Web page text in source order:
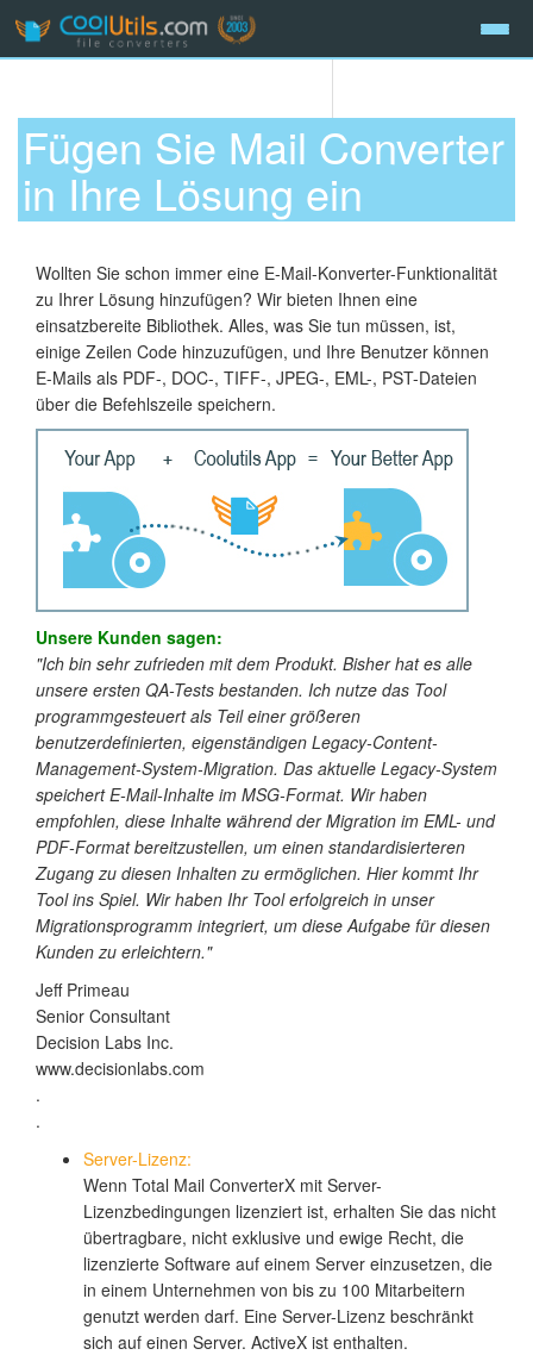
Fügen Sie Mail Converter
in Ihre Lösung ein
Wollten Sie schon immer eine E-Mail-Konverter-Funktionalität
zu Ihrer Lösung hinzufügen? Wir bieten Ihnen eine
einsatzbereite Bibliothek. Alles, was Sie tun müssen, ist,
einige Zeilen Code hinzuzufügen, und Ihre Benutzer können
E-Mails als PDF-, DOC-, TIFF-, JPEG-, EML-, PST-Dateien
über die Befehlszeile speichern.
Unsere Kunden sagen:
"Ich bin sehr zufrieden mit dem Produkt. Bisher hat es alle
unsere ersten QA-Tests bestanden. Ich nutze das Tool
programmgesteuert als Teil einer größeren
benutzerdefinierten, eigenständigen Legacy-Content-
Management-System-Migration. Das aktuelle Legacy-System
speichert E-Mail-Inhalte im MSG-Format. Wir haben
empfohlen, diese Inhalte während der Migration im EML- und
PDF-Format bereitzustellen, um einen standardisierteren
Zugang zu diesen Inhalten zu ermöglichen. Hier kommt Ihr
Tool ins Spiel. Wir haben Ihr Tool erfolgreich in unser
Migrationsprogramm integriert, um diese Aufgabe für diesen
Kunden zu erleichtern."
Jeff Primeau
Senior Consultant
Decision Labs Inc.
www.decisionlabs.com
.
.
Server-Lizenz:
Wenn Total Mail ConverterX mit Server-
Lizenzbedingungen lizenziert ist, erhalten Sie das nicht
übertragbare, nicht exklusive und ewige Recht, die
lizenzierte Software auf einem Server einzusetzen, die
in einem Unternehmen von bis zu 100 Mitarbeitern
genutzt werden darf. Eine Server-Lizenz beschränkt
sich auf einen Server. ActiveX ist enthalten.